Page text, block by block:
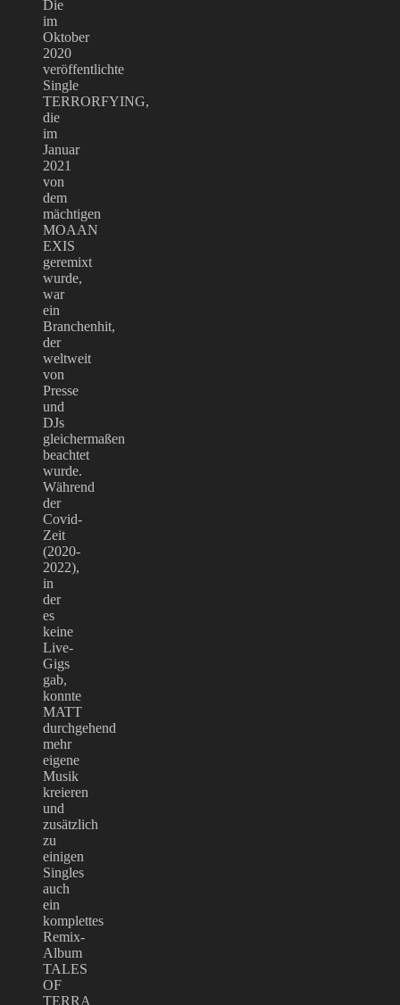
Die
im
Oktober
2020
veröffentlichte
Single
TERRORFYING,
die
im
Januar
2021
von
dem
mächtigen
MOAAN
EXIS
geremixt
wurde,
war
ein
Branchenhit,
der
weltweit
von
Presse
und
DJs
gleichermaßen
beachtet
wurde.
Während
der
Covid-
Zeit
(2020-
2022),
in
der
es
keine
Live-
Gigs
gab,
konnte
MATT
durchgehend
mehr
eigene
Musik
kreieren
und
zusätzlich
zu
einigen
Singles
auch
ein
komplettes
Remix-
Album
TALES
OF
TERRA